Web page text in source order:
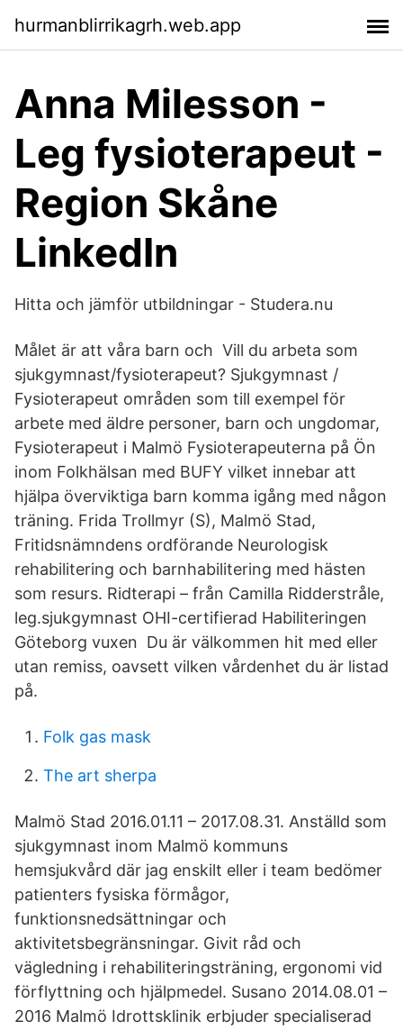
hurmanblirrikagrh.web.app
Anna Milesson -
Leg fysioterapeut -
Region Skåne
LinkedIn
Hitta och jämför utbildningar - Studera.nu
Målet är att våra barn och Vill du arbeta som
sjukgymnast/fysioterapeut? Sjukgymnast /
Fysioterapeut områden som till exempel för
arbete med äldre personer, barn och ungdomar,
Fysioterapeut i Malmö Fysioterapeuterna på Ön
inom Folkhälsan med BUFY vilket innebar att
hjälpa överviktiga barn komma igång med någon
träning. Frida Trollmyr (S), Malmö Stad,
Fritidsnämndens ordförande Neurologisk
rehabilitering och barnhabilitering med hästen
som resurs. Ridterapi – från Camilla Ridderstråle,
leg.sjukgymnast OHI-certifierad Habiliteringen
Göteborg vuxen Du är välkommen hit med eller
utan remiss, oavsett vilken vårdenhet du är listad
på.
Folk gas mask
The art sherpa
Malmö Stad 2016.01.11 – 2017.08.31. Anställd som
sjukgymnast inom Malmö kommuns
hemsjukvård där jag enskilt eller i team bedömer
patienters fysiska förmågor,
funktionsnedsättningar och
aktivitetsbegränsningar. Givit råd och
vägledning i rehabiliteringsträning, ergonomi vid
förflyttning och hjälpmedel. Susano 2014.08.01 –
2016 Malmö Idrottsklinik erbjuder specialiserad